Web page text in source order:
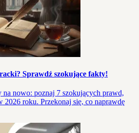
Sprawdź szokujące fakty!
nowo: poznaj 7 szokujących prawd,
2026 roku. Przekonaj się, co naprawdę